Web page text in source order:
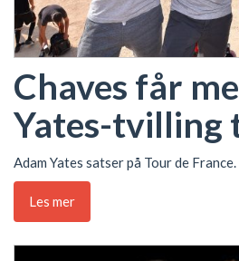
Chaves får
Yates-tvilling
Adam Yates satser på Tour de France.
Les mer